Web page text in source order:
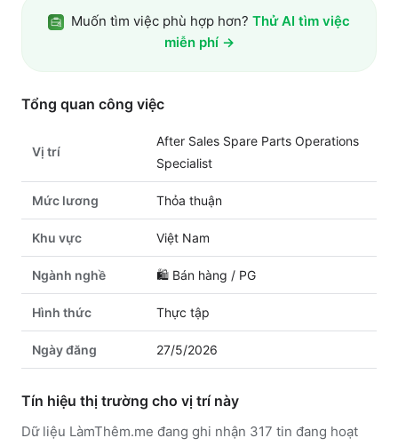
Muốn tìm việc phù hợp hơn? Thử AI tìm việc
miễn phí →
Tổng quan công việc
Vị trí
After Sales Spare Parts Operations
Specialist
Mức lương Thỏa thuận
Khu vực Việt Nam
Ngành nghề 🛍️ Bán hàng / PG
Hình thức Thực tập
Ngày đăng 27/5/2026
Tín hiệu thị trường cho vị trí này
Dữ liệu LàmThêm.me đang ghi nhận 317 tin đang hoạt